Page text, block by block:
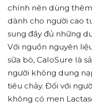
chính nên dùng
dành cho người cao
sung đầy đủ những
Với nguồn nguyên
sữa bò, CaloSure là
người không dung
tiêu chảy. Đối với
không có men